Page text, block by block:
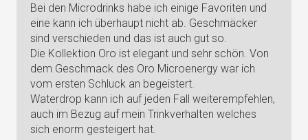
Bei den Microdrinks habe ich einige Favoriten und
eine kann ich überhaupt nicht ab. Geschmäcker
sind verschieden und das ist auch gut so.
Die Kollektion Oro ist elegant und sehr schön. Von
dem Geschmack des Oro Microenergy war ich
vom ersten Schluck an begeistert.
Waterdrop kann ich auf jeden Fall weiterempfehlen,
auch im Bezug auf mein Trinkverhalten welches
sich enorm gesteigert hat.